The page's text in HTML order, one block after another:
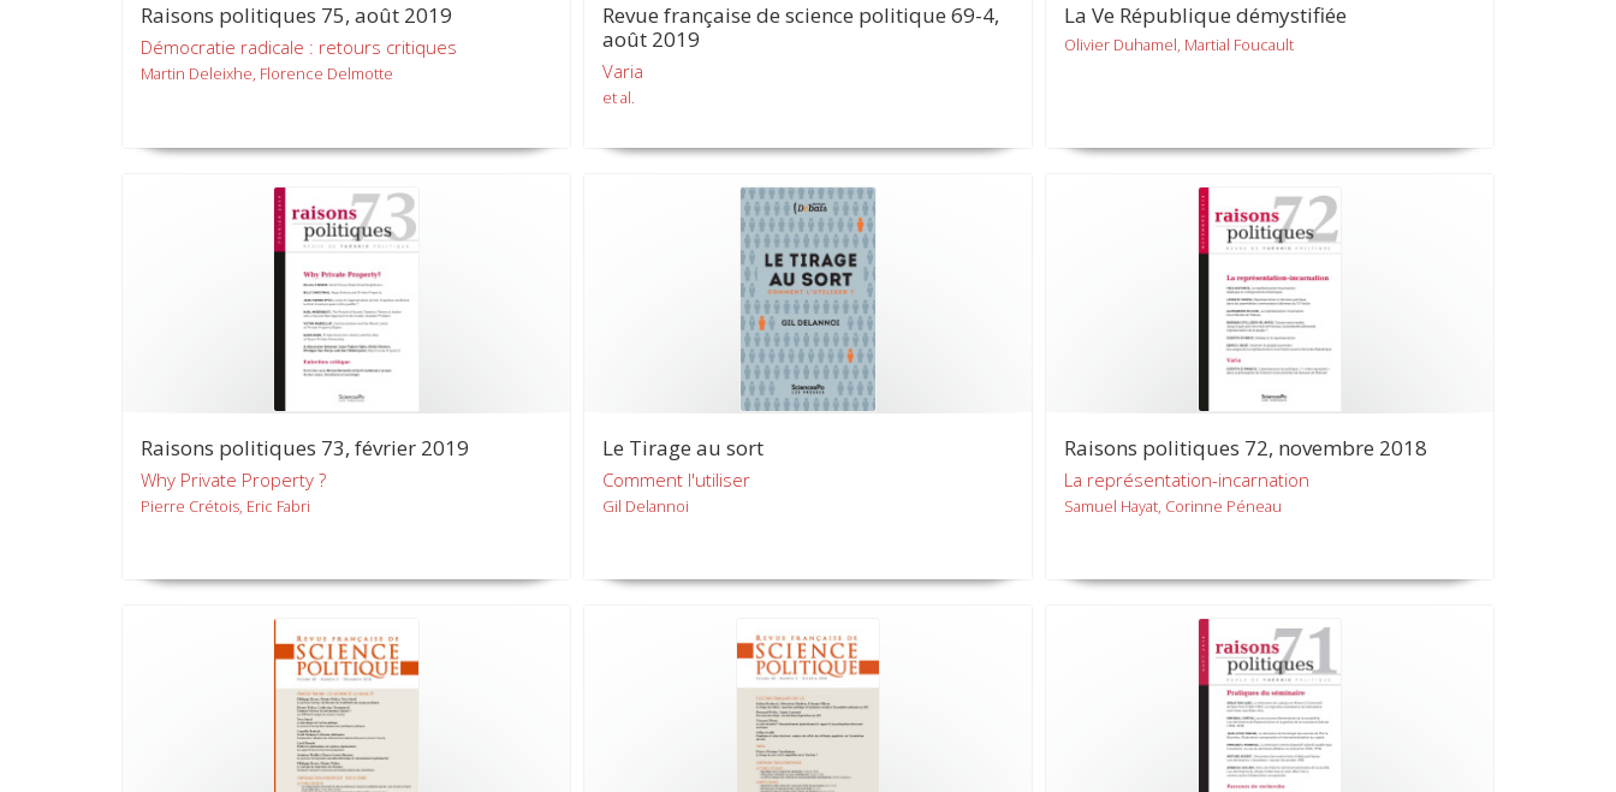
Raisons politiques 75, août 2019
Démocratie radicale : retours critiques
Martin Deleixhe, Florence Delmotte
Revue française de science politique 69-4,
août 2019
Varia
et al.
La Ve République démystifiée
Olivier Duhamel, Martial Foucault
Raisons politiques 73, février 2019
Why Private Property ?
Pierre Crétois, Eric Fabri
Le Tirage au sort
Comment l'utiliser
Gil Delannoi
Raisons politiques 72, novembre 2018
La représentation-incarnation
Samuel Hayat, Corinne Péneau